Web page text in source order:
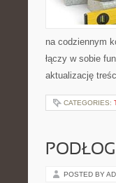
na codziennym
łączy w sobie
aktualizację
CATEGORIES:
POSTED BY